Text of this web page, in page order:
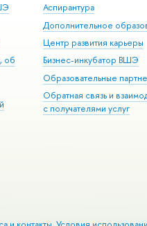
об
Аспирантура
Дополнительное
Центр развития карьеры
Бизнес-инкубатор ВШЭ
Образовательные
Обратная связь и
с получателями услуг